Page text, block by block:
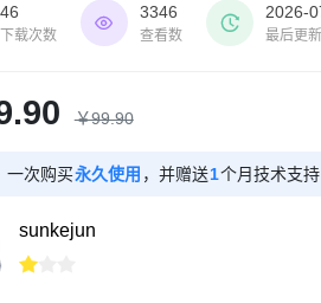
46
下载次数

3346
查看数

2026-
最后更新
￥99.90
一次购买永久使用 ，并赠送1个月技术支持
sunkejun
